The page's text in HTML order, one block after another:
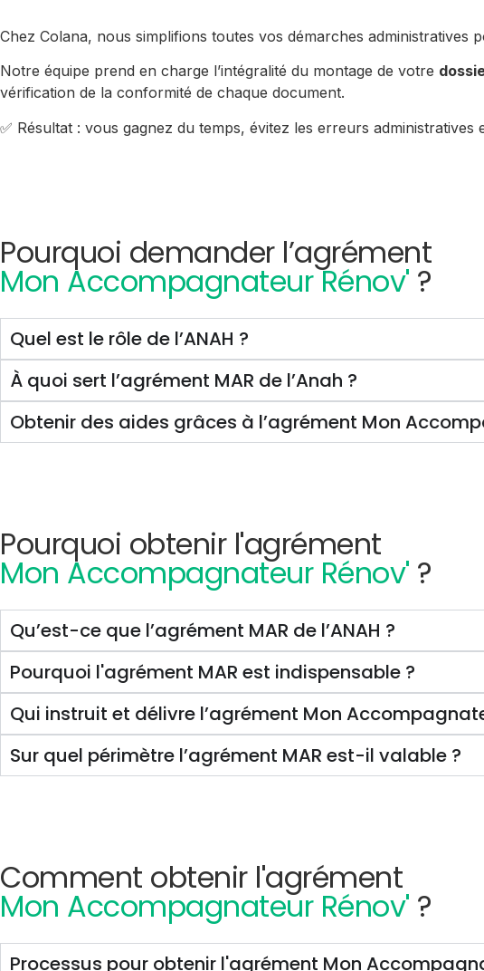
Chez Colana, nous simplifions toutes vos démarches administratives
Notre équipe prend en charge l’intégralité du montage de votre
vérification de la conformité de chaque document.
✅ Résultat : vous gagnez du temps, évitez les erreurs administratives
Pourquoi demander l’agrément
Mon Accompagnateur Rénov' ?
Quel est le rôle de l’ANAH ?
À quoi sert l’agrément MAR de l’Anah ?
Obtenir des aides grâces à l’agrément Mon
Pourquoi obtenir l'agrément
Mon Accompagnateur Rénov' ?
Qu’est-ce que l’agrément MAR de l’ANAH ?
Pourquoi l'agrément MAR est indispensable ?
Qui instruit et délivre l’agrément Mon
Sur quel périmètre l’agrément MAR est-il valable ?
Comment obtenir l'agrément
Mon Accompagnateur Rénov' ?
Processus pour obtenir l'agrément Mon